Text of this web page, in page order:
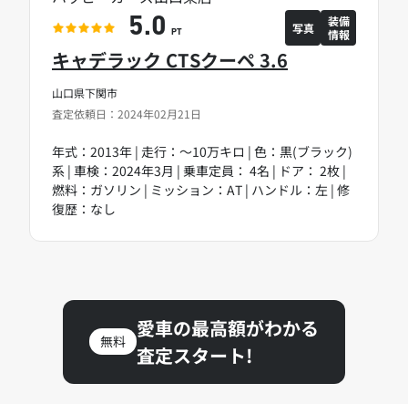
山口県下関市
査定依頼日：2024年02月21日
キャデラック CTSクーペ 3.6
年式：2013年 | 走行：～10万キロ | 色：黒(ブラック)
系 | 車検：2024年3月 | 乗車定員： 4名 | ドア： 2枚 |
燃料：ガソリン | ミッション：AT | ハンドル：左 | 修
復歴：なし
5.0 PT 写真
装備
情報
無料
愛車の最高額がわかる
査定スタート!